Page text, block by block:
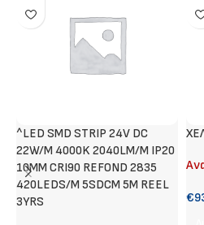
^LED SMD STRIP 24V DC
22W/M 4000K 2040LM/M IP20
10MM CRI90 REFOND 2835
420LEDS/M 5SDCM 5M REEL
3YRS
€